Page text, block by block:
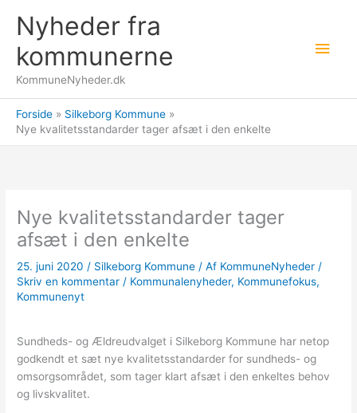
indholdet
Nyheder fra
kommunerne
KommuneNyheder.dk
Forside
Silkeborg Kommune
Nye kvalitetsstandarder tager afsæt i den enkelte
Nye kvalitetsstandarder tager
afsæt i den enkelte
25. juni 2020 / Silkeborg Kommune / Af KommuneNyheder /
Skriv en kommentar / Kommunalenyheder, Kommunefokus,
Kommunenyt
Sundheds- og Ældreudvalget i Silkeborg Kommune har netop
godkendt et sæt nye kvalitetsstandarder for sundheds- og
omsorgsområdet, som tager klart afsæt i den enkeltes behov
og livskvalitet.